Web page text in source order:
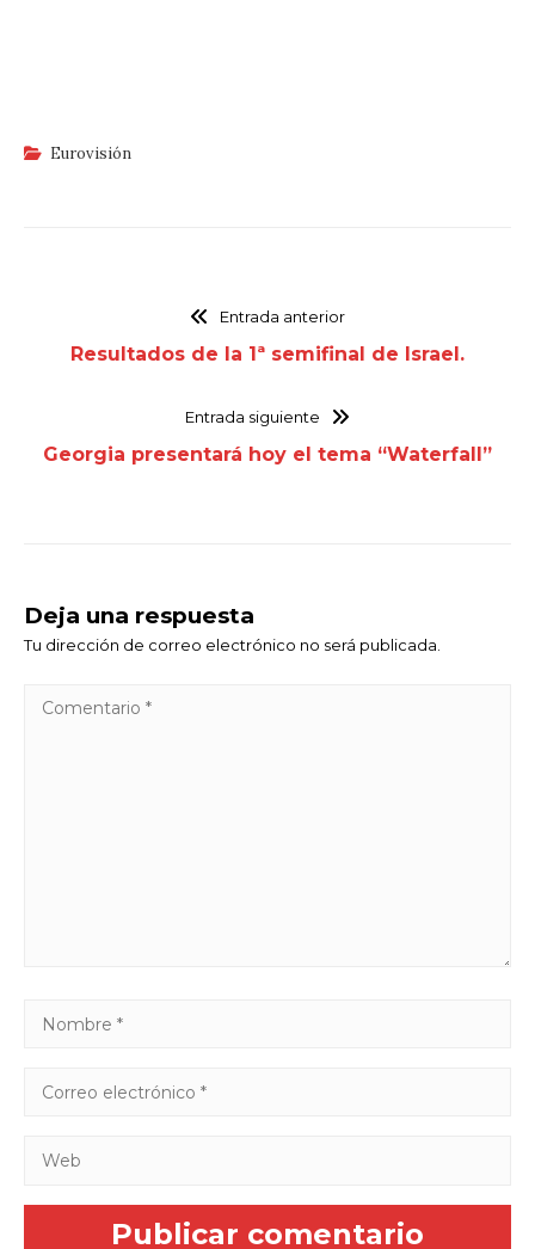
Eurovisión
Entrada anterior
Resultados de la 1ª semifinal de Israel.
Entrada siguiente
Georgia presentará hoy el tema “Waterfall”
Deja una respuesta
Tu dirección de correo electrónico no será publicada.